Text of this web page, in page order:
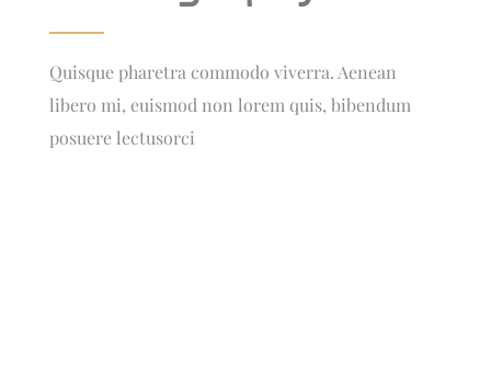
Quisque pharetra commodo viverra. Aenean
libero mi, euismod non lorem quis, bibendum
posuere lectusorci